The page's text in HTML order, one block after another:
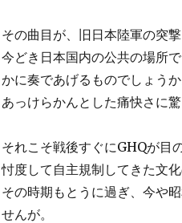
その曲目が、旧日本陸軍の突
今どき日本国内の公共の場所
かに奏であげるものでしょうか
あっけらかんとした痛快さに驚
それこそ戦後すぐにGHQが目
忖度して自主規制してきた文
その時期もとうに過ぎ、今や
せんが。